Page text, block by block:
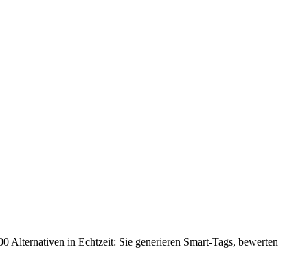
Alternativen in Echtzeit: Sie generieren Smart-Tags, bewerten